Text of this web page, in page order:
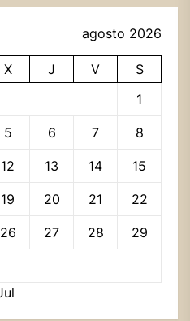
agosto 2026
X J V
S
1
5 6 7 8
12 13 14 15
19 20 21 22
26 27 28 29